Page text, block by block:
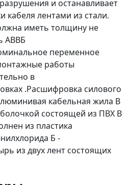
и останавливает
кабеля лентами из стали.
иметь толщину не
АВВБ
переменное
работы
в
.Расшифровка силового
кабельная жила В
состоящей из ПВХ В
из пластика
Б -
из двух лент состоящих